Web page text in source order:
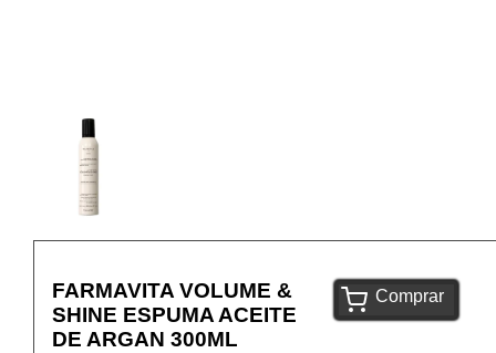
FARMAVITA VOLUME &
SHINE ESPUMA ACEITE
DE ARGAN 300ML
Comprar